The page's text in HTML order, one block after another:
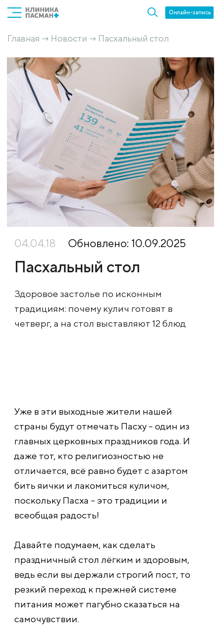
Онлайн-запись
Главная → Новости → Пасхальный стол
04.04.18 Обновлено: 10.09.2025
Пасхальный стол
Здоровое застолье по исконным
традициям: почему кулич готовят в
четверг, а на стол выставляют 12 блюд
Уже в эти выходные жители нашей
страны будут отмечать Пасху – один из
главных церковных праздников года. И
даже тот, кто религиозностью не
отличается, всё равно будет с азартом
бить яички и лакомиться куличом,
поскольку Пасха – это традиции и
всеобщая радость!
Давайте подумаем, как сделать
праздничный стол лёгким и здоровым,
ведь если вы держали строгий пост, то
резкий переход к прежней системе
питания может пагубно сказаться на
самочувствии.